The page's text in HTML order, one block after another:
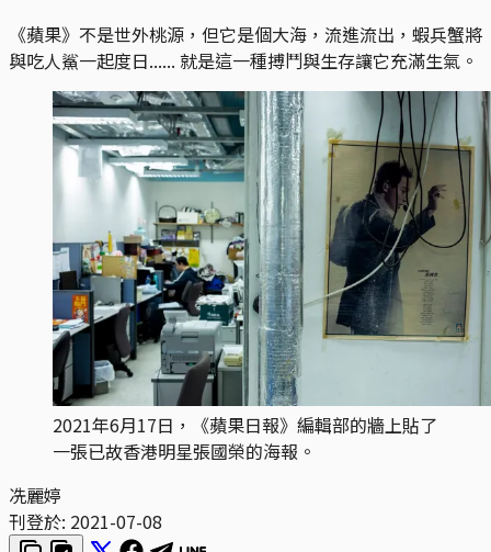
《蘋果》不是世外桃源，但它是個大海，流進流出，蝦兵蟹將
與吃人鯊一起度日...... 就是這一種搏鬥與生存讓它充滿生氣。
2021年6月17日，《蘋果日報》編輯部的牆上貼了
一張已故香港明星張國榮的海報。
冼麗婷
刊登於: 2021-07-08